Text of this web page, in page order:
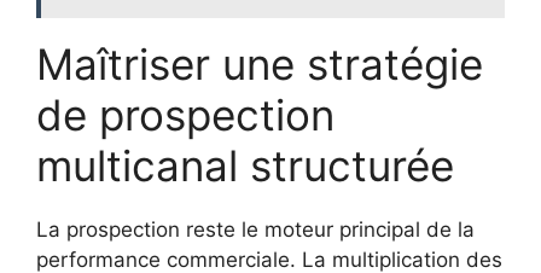
Maîtriser une stratégie
de prospection
multicanal structurée
La prospection reste le moteur principal de la
performance commerciale. La multiplication des